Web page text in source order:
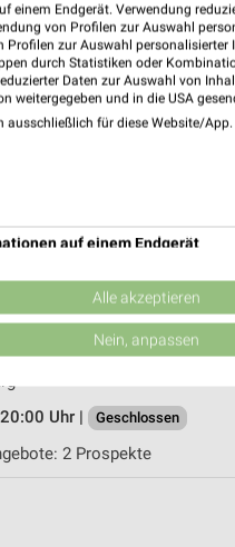
Uhr | Geschlossen
Uhr |
Geschlossen
2 Prospekte
einem Endgerät. Verwendung
von Profilen zur Auswahl
zur Auswahl personalisierter
durch Statistiken oder
Daten zur Auswahl von
weitergegeben und in die USA
ausschließlich für diese Website/App.
auf einem Endgerät
von Werbeanzeigen
Werbung
von Inhalten
Alle akzeptieren
Nein, anpassen